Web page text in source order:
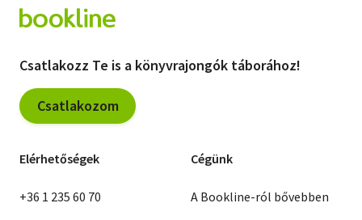
Csatlakozz Te is a könyvrajongók táborához!
Csatlakozom
Elérhetőségek
+36 1 235 60 70
Cégünk
A Bookline-ról bővebben